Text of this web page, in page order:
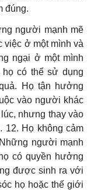
đúng.
người mạnh mẽ
việc ở một mình và
ngại ở một mình
có thể sử dụng
Họ tận hưởng
vào người khác
nhưng thay vào
12. Họ không cảm
người mạnh
có quyền hưởng
được sinh ra với
họ hoặc thế giới